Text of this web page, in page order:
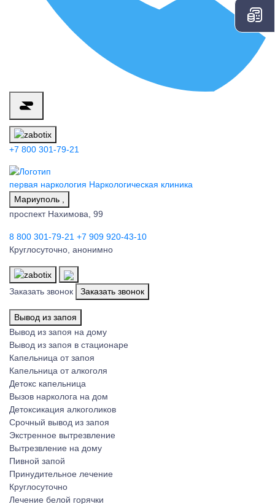
+7 800 301-79-21
первая наркология Наркологическая клиника
Мариуполь ,
проспект Нахимова, 99
8 800 301-79-21 +7 909 920-43-10
Круглосуточно, анонимно
Заказать звонок Заказать звонок
Вывод из запоя
Вывод из запоя на дому
Вывод из запоя в стационаре
Капельница от запоя
Капельница от алкоголя
Детокс капельница
Вызов нарколога на дом
Детоксикация алкоголиков
Срочный вывод из запоя
Экстренное вытрезвление
Вытрезвление на дому
Пивной запой
Принудительное лечение
Круглосуточно
Лечение белой горячки